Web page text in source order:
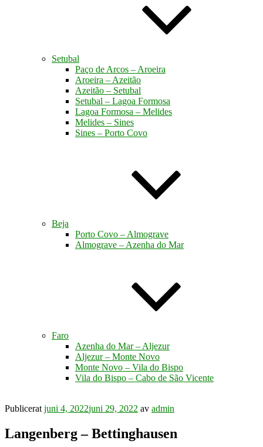
Setubal
Paço de Arcos – Aroeira
Aroeira – Azeitão
Azeitão – Setubal
Setubal – Lagoa Formosa
Lagoa Formosa – Melides
Melides – Sines
Sines – Porto Covo
Beja
Porto Covo – Almograve
Almograve – Azenha do Mar
Faro
Azenha do Mar – Aljezur
Aljezur – Monte Novo
Monte Novo – Vila do Bispo
Vila do Bispo – Cabo de São Vicente
Publicerat juni 4, 2022juni 29, 2022 av admin
Langenberg – Bettinghausen